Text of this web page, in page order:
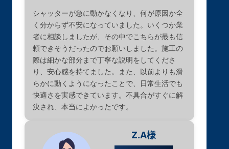
シャッターが急に動かなくなり、何が原因か全
く分からず不安になっていました。いくつか業
者に相談しましたが、その中でこちらが最も信
頼できそうだったのでお願いしました。施工の
際は細かな部分まで丁寧な説明をしてくださ
り、安心感を持てました。また、以前よりも滑
らかに動くようになったことで、日常生活でも
快適さを実感できています。不具合がすぐに解
決され、本当によかったです。
Z.A様